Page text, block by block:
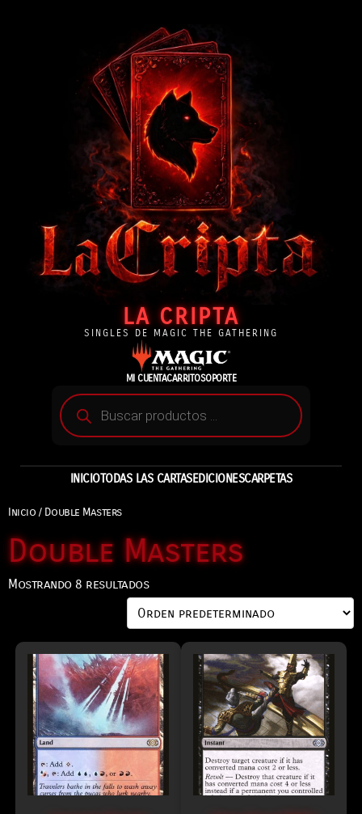
LA CRIPTA
SINGLES DE MAGIC THE GATHERING
MI CUENTACARRITOSOPORTE
INICIOTODAS LAS CARTASEDICIONESCARPETAS
Inicio / Double Masters
Double Masters
Mostrando 8 resultados